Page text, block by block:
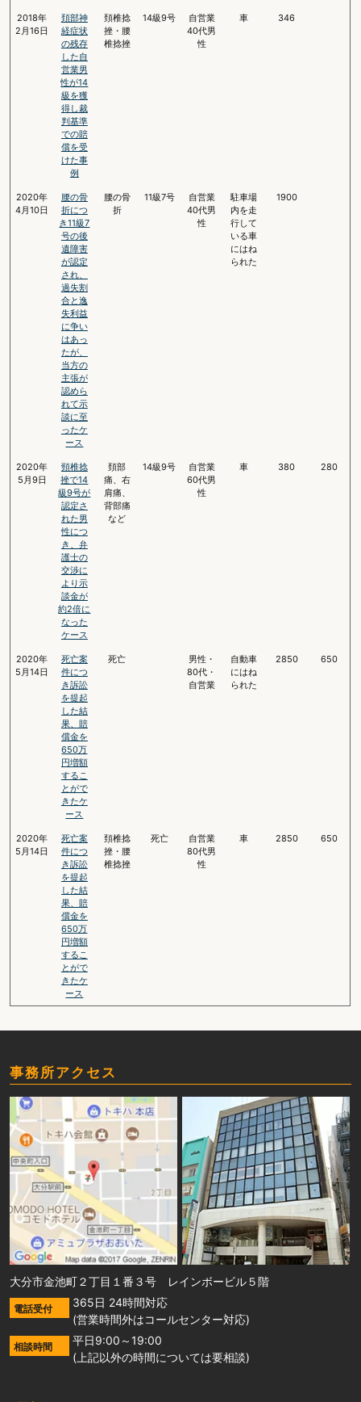
2018年
2月16日
頚部神
経症状
の残存
した自
営業男
性が14
級を獲
得し裁
判基準
での賠
償を受
けた事
例
頚椎捻
挫・腰
椎捻挫
14級9号
自営業
40代男
性
車 346
2020年
4月10日
腰の骨
折につ
き11級7
号の後
遺障害
が認定
され、
過失割
合と逸
失利益
に争い
はあっ
たが、
当方の
主張が
認めら
れて示
談に至
ったケ
ース
腰の骨
折
11級7号
自営業
40代男
性
駐車場
内を走
行して
いる車
にはね
られた
1900
2020年
5月9日
頸椎捻
挫で14
級9号が
認定さ
れた男
性につ
き、弁
護士の
交渉に
より示
談金が
約2倍に
なった
ケース
頚部
痛、右
肩痛、
背部痛
など
14級9号
自営業
60代男
性
車 380 280
2020年
5月14日
死亡案
件につ
き訴訟
を提起
した結
果、賠
償金を
650万
円増額
するこ
とがで
きたケ
ース
死亡
男性・
80代・
自営業
自動車
にはね
られた
2850 650
2020年
5月14日
死亡案
件につ
き訴訟
を提起
した結
果、賠
償金を
650万
円増額
するこ
とがで
きたケ
ース
頚椎捻
挫・腰
椎捻挫
死亡
自営業
80代男
性
車 2850 650
事務所アクセス
大分市金池町２丁目１番３号 レインボービル５階
電話受付
365日 24時間対応
(営業時間外はコールセンター対応)
相談時間
平日9:00～19:00
(上記以外の時間については要相談)